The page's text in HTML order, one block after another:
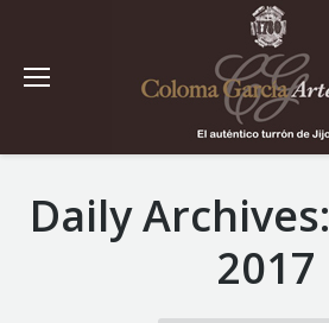
Daily Archives:
2017